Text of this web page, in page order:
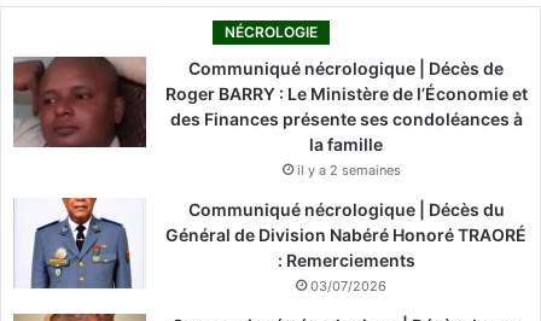
NÉCROLOGIE
Communiqué nécrologique | Décès de
Roger BARRY : Le Ministère de l’Économie et
des Finances présente ses condoléances à
la famille
il y a 2 semaines
Communiqué nécrologique | Décès du
Général de Division Nabéré Honoré TRAORÉ
: Remerciements
03/07/2026